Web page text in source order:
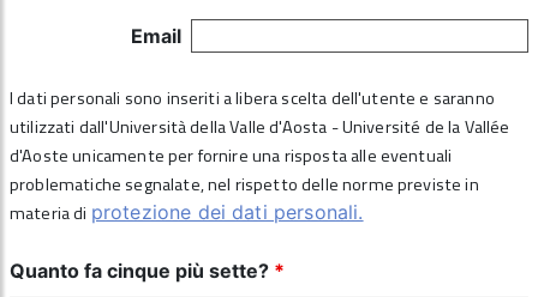
Email
I dati personali sono inseriti a libera scelta dell'utente e saranno
utilizzati dall'Università della Valle d'Aosta - Université de la Vallée
d'Aoste unicamente per fornire una risposta alle eventuali
problematiche segnalate, nel rispetto delle norme previste in
materia di protezione dei dati personali.
Quanto fa cinque più sette? *